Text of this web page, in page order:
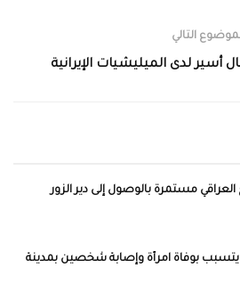
التالي
أسير لدى الميليشيات الإيرانية
مستمرة بالوصول إلى دير الزور
بوفاة امرأة وإصابة شخصين بمدينة